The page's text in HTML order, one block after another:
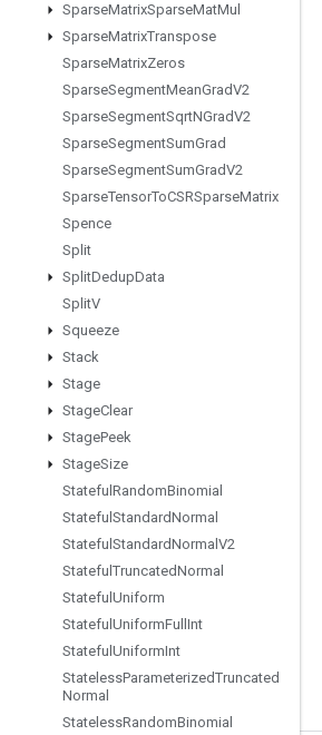
SparseMatrixSparseMatMul
SparseMatrixTranspose
SparseMatrixZeros
SparseSegmentMeanGradV2
SparseSegmentSqrtNGradV2
SparseSegmentSumGrad
SparseSegmentSumGradV2
SparseTensorToCSRSparseMatrix
Spence
Split
SplitDedupData
SplitV
Squeeze
Stack
Stage
StageClear
StagePeek
StageSize
Stateful RandomBinomial
Stateful StandardNormal
Stateful StandardNormal V2
Stateful TruncatedNormal
Stateful Uniform
Stateful UniformFull Int
Stateful UniformInt
StatelessParameterizedTruncated
Normal
StatelessRandomBinomial